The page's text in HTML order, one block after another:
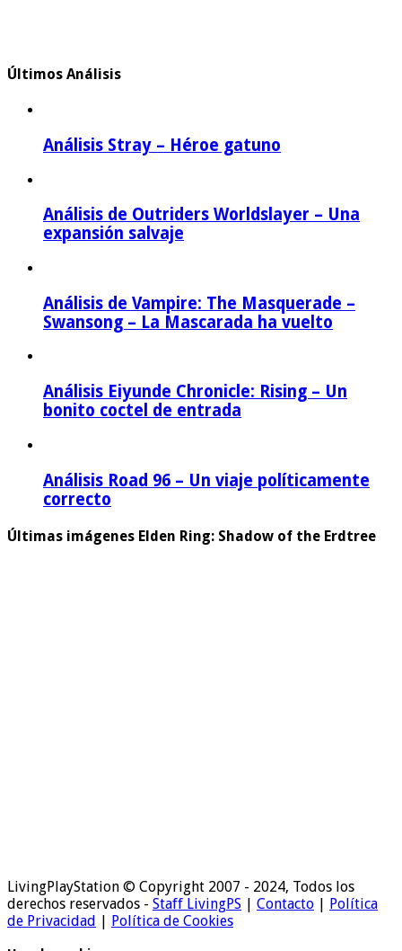
Últimos Análisis
Análisis Stray – Héroe gatuno
Análisis de Outriders Worldslayer – Una
expansión salvaje
Análisis de Vampire: The Masquerade –
Swansong – La Mascarada ha vuelto
Análisis Eiyunde Chronicle: Rising – Un
bonito coctel de entrada
Análisis Road 96 – Un viaje políticamente
correcto
Últimas imágenes Elden Ring: Shadow of the Erdtree
LivingPlayStation © Copyright 2007 - 2024, Todos los
derechos reservados - Staff LivingPS | Contacto | Política
de Privacidad | Política de Cookies